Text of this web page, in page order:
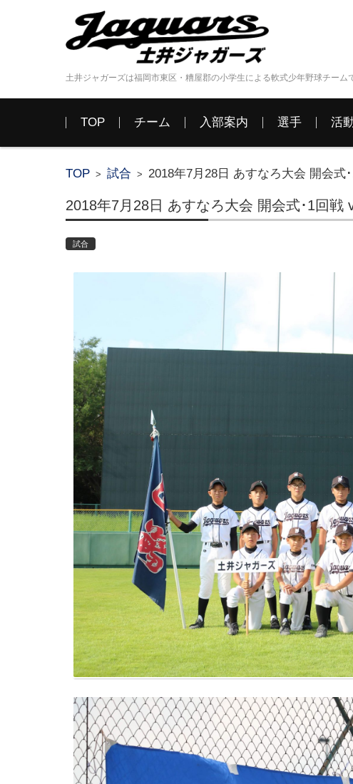
土井ジャガーズは福岡市東区・糟屋郡の小学生による軟式少年野球チーム
コンテンツに移動
TOP
チーム 入部案内 選手 活
TOP > 試合 > 2018年7月28日 あすなろ大会 開会式
2018年7月28日 あすなろ大会 開会式･1回戦
試合